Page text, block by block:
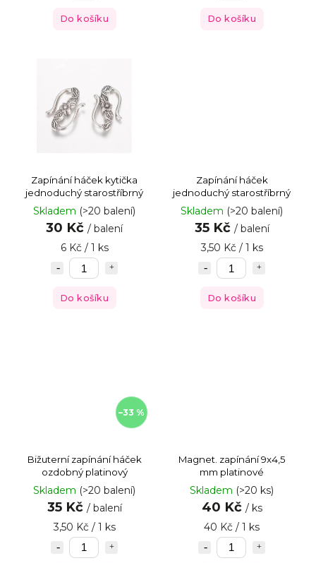
Do košíku Do košíku
Zapínání háček kytička
jednoduchý starostříbrný
Skladem (>20 balení)
30 Kč / balení
6 Kč / 1 ks
Do košíku
Zapínání háček
jednoduchý starostříbrný
Skladem (>20 balení)
35 Kč / balení
3,50 Kč / 1 ks
Do košíku
–33 %
Bižuterní zapínání háček
ozdobný platinový
Skladem (>20 balení)
35 Kč / balení
3,50 Kč / 1 ks
Magnet. zapínání 9x4,5
mm platinové
Skladem (>20 ks)
40 Kč / ks
40 Kč / 1 ks